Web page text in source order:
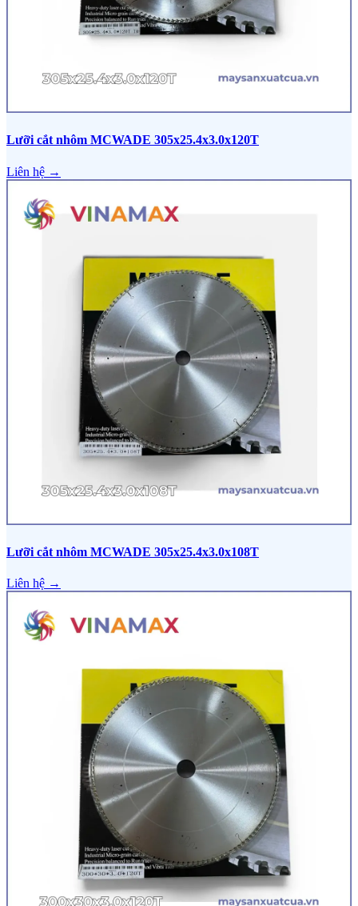
Lưỡi cắt nhôm MCWADE 305x25.4x3.0x120T
Liên hệ →
Lưỡi cắt nhôm MCWADE 305x25.4x3.0x108T
Liên hệ →